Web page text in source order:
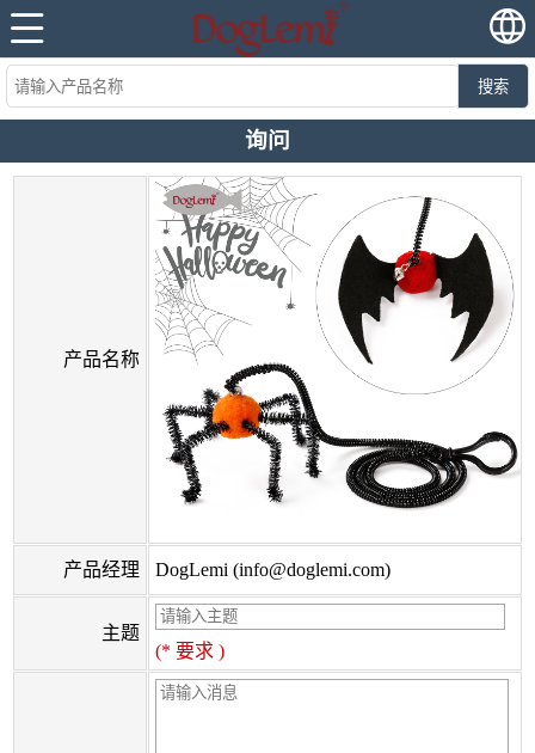
搜索
询问
产品名称
产品经理 DogLemi (info@doglemi.com)
主题
(* 要求 )